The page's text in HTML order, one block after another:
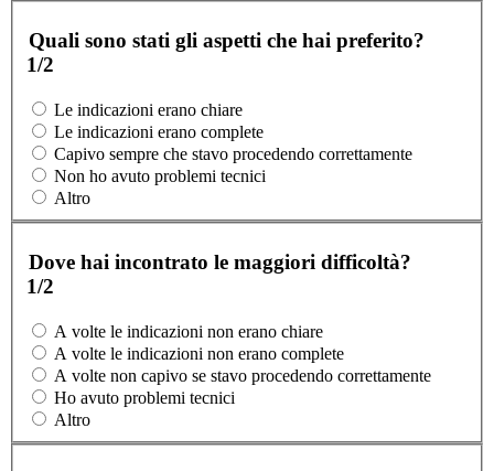
Quali sono stati gli aspetti che hai preferito?
1/2
Le indicazioni erano chiare
Le indicazioni erano complete
Capivo sempre che stavo procedendo correttamente
Non ho avuto problemi tecnici
Altro
Dove hai incontrato le maggiori difficoltà?
1/2
A volte le indicazioni non erano chiare
A volte le indicazioni non erano complete
A volte non capivo se stavo procedendo correttamente
Ho avuto problemi tecnici
Altro